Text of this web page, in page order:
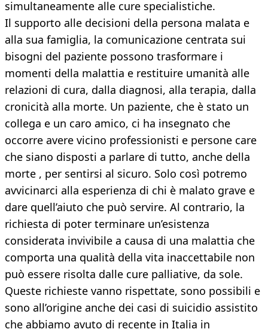
simultaneamente alle cure specialistiche.
Il supporto alle decisioni della persona malata e
alla sua famiglia, la comunicazione centrata sui
bisogni del paziente possono trasformare i
momenti della malattia e restituire umanità alle
relazioni di cura, dalla diagnosi, alla terapia, dalla
cronicità alla morte. Un paziente, che è stato un
collega e un caro amico, ci ha insegnato che
occorre avere vicino professionisti e persone care
che siano disposti a parlare di tutto, anche della
morte , per sentirsi al sicuro. Solo così potremo
avvicinarci alla esperienza di chi è malato grave e
dare quell’aiuto che può servire. Al contrario, la
richiesta di poter terminare un’esistenza
considerata invivibile a causa di una malattia che
comporta una qualità della vita inaccettabile non
può essere risolta dalle cure palliative, da sole.
Queste richieste vanno rispettate, sono possibili e
sono all’origine anche dei casi di suicidio assistito
che abbiamo avuto di recente in Italia in